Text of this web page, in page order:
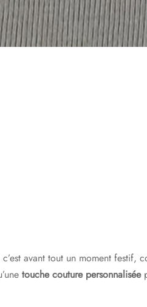
avant tout un moment festif,
touche couture personnalisée